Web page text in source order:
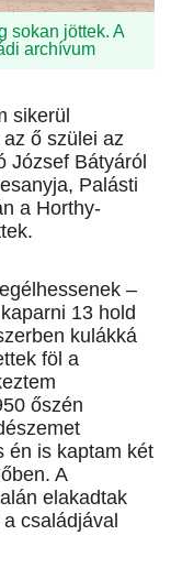
sokan jöttek. A
archívum
sikerül
ő szülei az
József Bátyáról
Palásti
a Horthy-
–
13 hold
kulákká
föl a
őszén
én is kaptam két
A
elakadtak
családjával